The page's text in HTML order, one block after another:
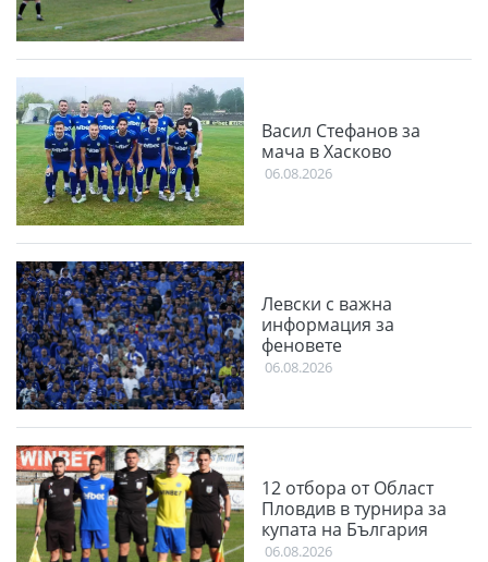
Васил Стефанов за
мача в Хасково
06.08.2026
Левски с важна
информация за
феновете
06.08.2026
12 отбора от Област
Пловдив в турнира за
купата на България
06.08.2026